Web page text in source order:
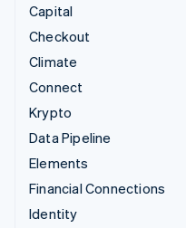
Capital
Checkout
Climate
Connect
Krypto
Data Pipeline
Elements
Financial Connections
Identity